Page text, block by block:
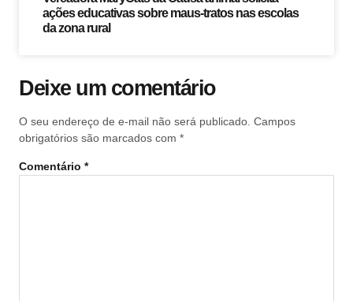
ações educativas sobre maus-tratos nas escolas
da zona rural
Deixe um comentário
O seu endereço de e-mail não será publicado. Campos
obrigatórios são marcados com *
Comentário *